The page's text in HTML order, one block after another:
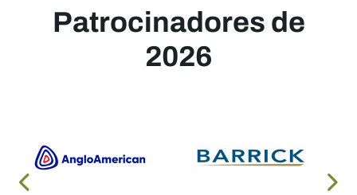
Patrocinadores de
2026